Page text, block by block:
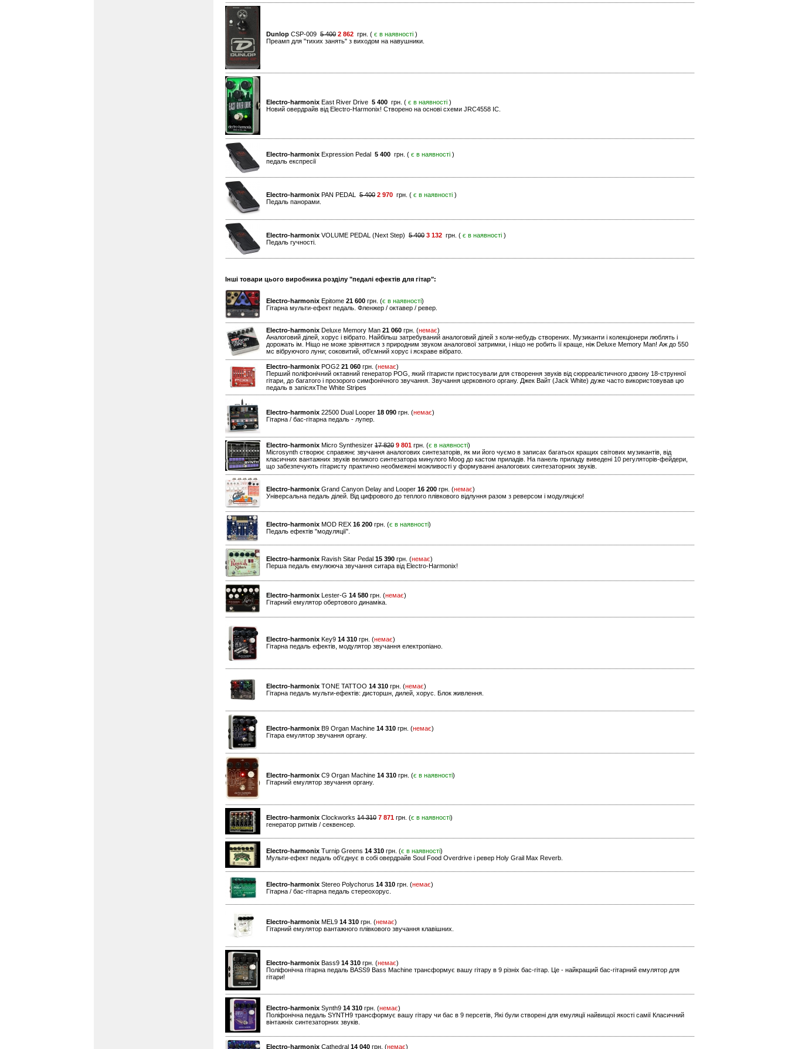
Dunlop CSP-009 5 400 2 862 грн. ( є в наявності )
Преамп для "тихих занять" з виходом на навушники.
Electro-harmonix East River Drive 5 400 грн. ( є в наявності )
Новий овердрайв від Electro-Harmonix! Створено на основі схеми JRC4558 IC.
Electro-harmonix Expression Pedal 5 400 грн. ( є в наявності )
педаль експресії
Electro-harmonix PAN PEDAL 5 400 2 970 грн. ( є в наявності )
Педаль панорами.
Electro-harmonix VOLUME PEDAL (Next Step) 5 400 3 132 грн. ( є в наявності )
Педаль гучності.
Інші товари цього виробника розділу "педалі ефектів для гітар":
Electro-harmonix Epitome 21 600 грн. (є в наявності)
Гітарна мульти-ефект педаль. Фленжер / октавер / ревер.
Electro-harmonix Deluxe Memory Man 21 060 грн. (немає)
Аналоговий ділей, хорус і вібрато. Найбільш затребуваний аналоговий ділей з коли-небудь створених. Музиканти і колекціонери люблять і
дорожать ім. Ніщо не може зрівнятися з природним звуком аналогової затримки, і ніщо не робить її краще, ніж Deluxe Memory Man! Аж до 550
мс вібруючого луни; соковитий, об'ємний хорус і яскраве вібрато.
Electro-harmonix POG2 21 060 грн. (немає)
Перший поліфонічний октавний генератор POG, який гітаристи пристосували для створення звуків від сюрреалістичного дзвону 18-струнної
гітари, до багатого і прозорого симфонічного звучання. Звучання церковного органу. Джек Вайт (Jack White) дуже часто використовував цю
педаль в запісяхThe White Stripes
Electro-harmonix 22500 Dual Looper 18 090 грн. (немає)
Гітарна / бас-гітарна педаль - лупер.
Electro-harmonix Micro Synthesizer 17 820 9 801 грн. (є в наявності)
Microsynth створює справжнє звучання аналогових синтезаторів, як ми його чуємо в записах багатьох кращих світових музикантів, від
класичних вантажних звуків великого синтезатора минулого Moog до кастом приладів. На панель приладу виведені 10 регуляторів-фейдери,
що забезпечують гітаристу практично необмежені можливості у формуванні аналогових синтезаторних звуків.
Electro-harmonix Grand Canyon Delay and Looper 16 200 грн. (немає)
Універсальна педаль ділей. Від цифрового до теплого плівкового відлуння разом з реверсом і модуляцією!
Electro-harmonix MOD REX 16 200 грн. (є в наявності)
Педаль ефектів "модуляції".
Electro-harmonix Ravish Sitar Pedal 15 390 грн. (немає)
Перша педаль емулююча звучання ситара від Electro-Harmonix!
Electro-harmonix Lester-G 14 580 грн. (немає)
Гітарний емулятор обертового динаміка.
Electro-harmonix Key9 14 310 грн. (немає)
Гітарна педаль ефектів, модулятор звучання електропіано.
Electro-harmonix TONE TATTOO 14 310 грн. (немає)
Гітарна педаль мульти-ефектів: дисторшн, дилей, хорус. Блок живлення.
Electro-harmonix B9 Organ Machine 14 310 грн. (немає)
Гітара емулятор звучання органу.
Electro-harmonix C9 Organ Machine 14 310 грн. (є в наявності)
Гітарний емулятор звучання органу.
Electro-harmonix Clockworks 14 310 7 871 грн. (є в наявності)
генератор ритмів / секвенсер.
Electro-harmonix Turnip Greens 14 310 грн. (є в наявності)
Мульти-ефект педаль об'єднує в собі овердрайв Soul Food Overdrive і ревер Holy Grail Max Reverb.
Electro-harmonix Stereo Polychorus 14 310 грн. (немає)
Гітарна / бас-гітарна педаль стереохорус.
Electro-harmonix MEL9 14 310 грн. (немає)
Гітарний емулятор вантажного плівкового звучання клавішних.
Electro-harmonix Bass9 14 310 грн. (немає)
Поліфонічна гітарна педаль BASS9 Bass Machine трансформує вашу гітару в 9 різніх бас-гітар. Це - найкращий бас-гітарний емулятор для
гітари!
Electro-harmonix Synth9 14 310 грн. (немає)
Поліфонічна педаль SYNTH9 трансформує вашу гітару чи бас в 9 персетів, Які були створені для емуляції найвищої якості самії Класичний
вінтажніх синтезаторних звуків.
Electro-harmonix Cathedral 14 040 грн. (немає)